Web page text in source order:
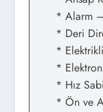
* Alarm
* Deri
* Elektrikli
*
* Hız
* Ön ve